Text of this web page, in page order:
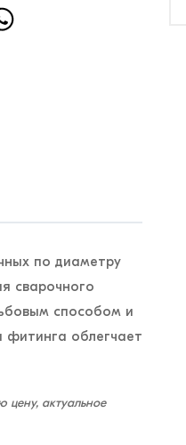
по диаметру
сварочного
способом и
облегчает
цену, актуальное